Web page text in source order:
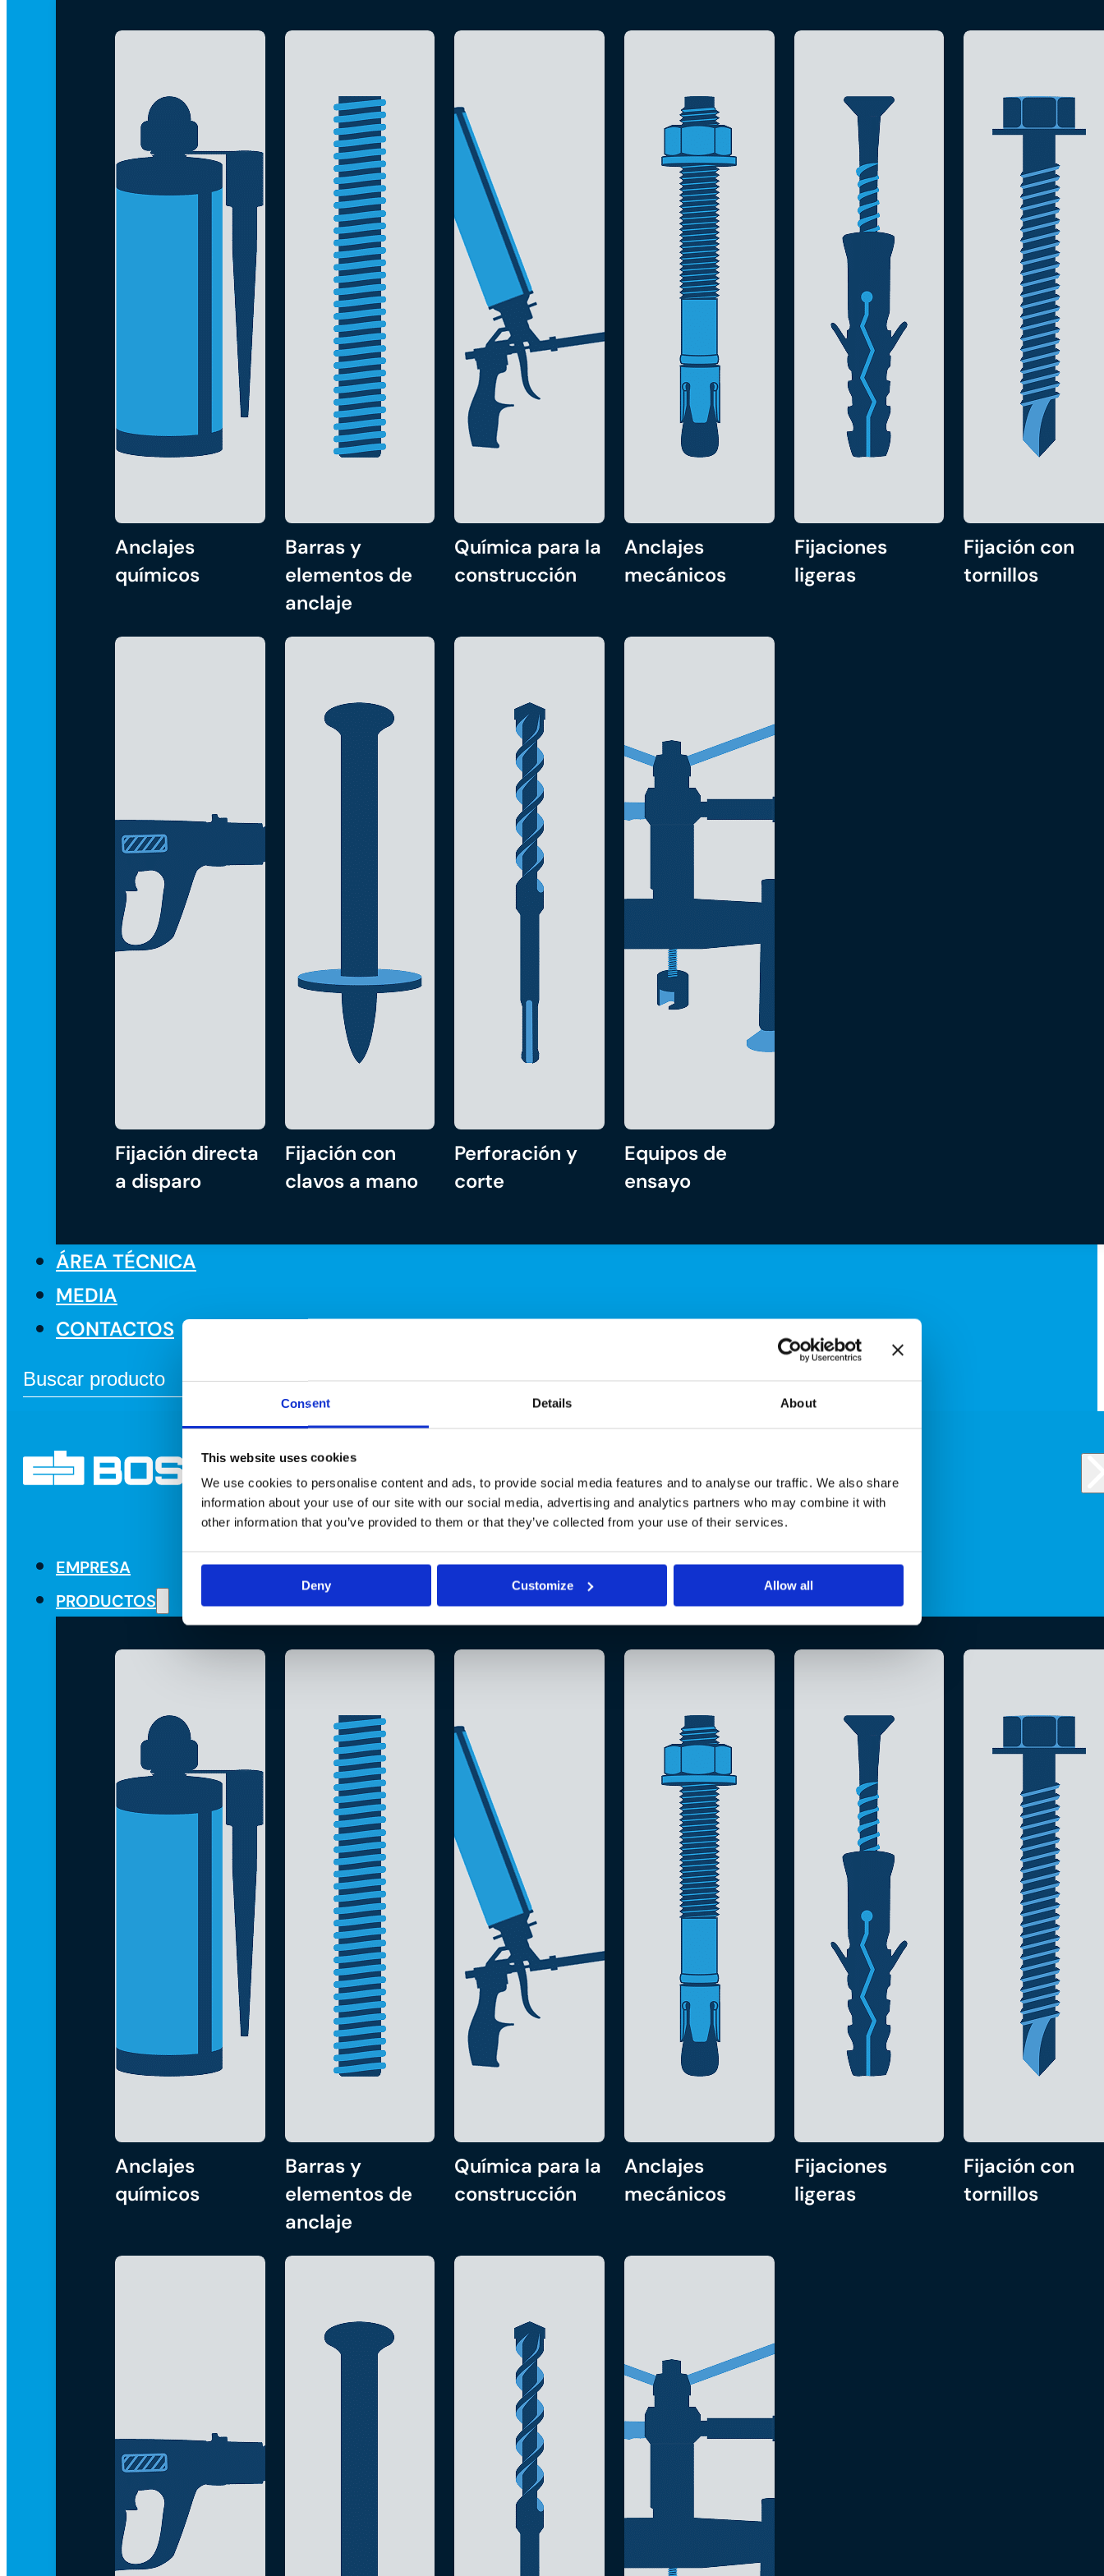
Consent Details About
This website uses cookies
We use cookies to personalise content and ads, to provide social media features and to analyse our traffic. We also share
information about your use of our site with our social media, advertising and analytics partners who may combine it with
other information that you’ve provided to them or that they’ve collected from your use of their services.
Deny Customize Allow all
Anclajes
químicos
Barras y
elementos de
anclaje
Química para la
construcción
Anclajes
mecánicos
Fijaciones
ligeras
Fijación con
tornillos
Fijación directa
a disparo
Fijación con
clavos a mano
Perforación y
corte
Equipos de
ensayo
ÁREA TÉCNICA
MEDIA
CONTACTOS
EMPRESA
PRODUCTOS
Anclajes
químicos
Barras y
elementos de
anclaje
Química para la
construcción
Anclajes
mecánicos
Fijaciones
ligeras
Fijación con
tornillos